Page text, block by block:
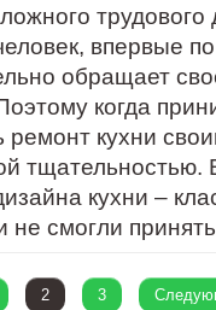
впервые
обращает
когда
ремонт кухни
кухни –
не смогли
2 3